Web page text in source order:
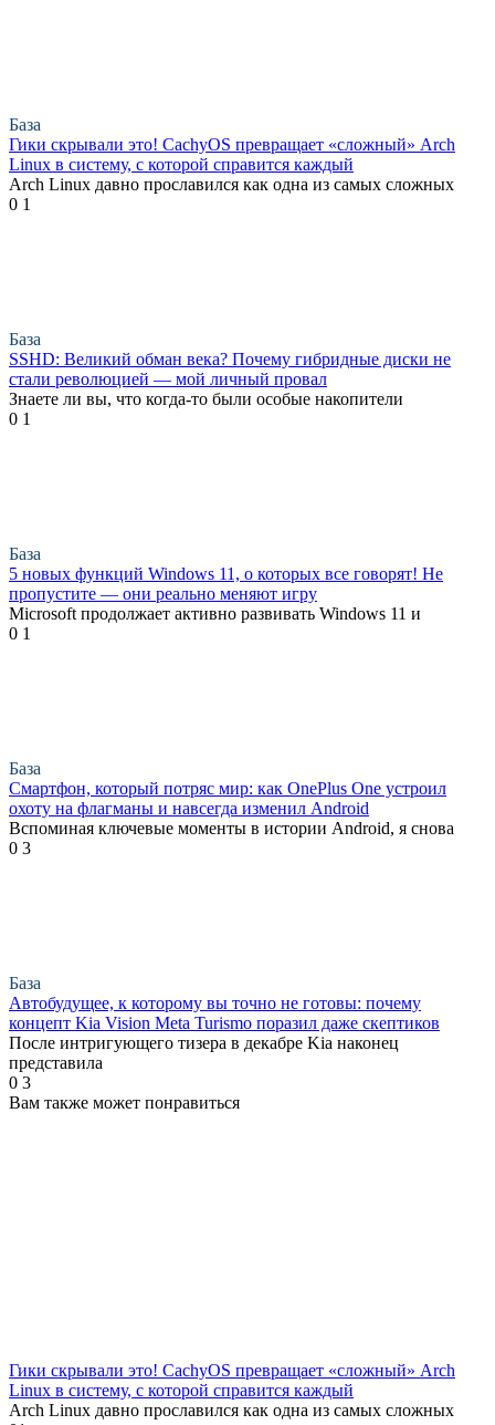
База
Гики скрывали это! CachyOS превращает «сложный» Arch
Linux в систему, с которой справится каждый
Arch Linux давно прославился как одна из самых сложных
0 1
База
SSHD: Великий обман века? Почему гибридные диски не
стали революцией — мой личный провал
Знаете ли вы, что когда-то были особые накопители
0 1
База
5 новых функций Windows 11, о которых все говорят! Не
пропустите — они реально меняют игру
Microsoft продолжает активно развивать Windows 11 и
0 1
База
Смартфон, который потряс мир: как OnePlus One устроил
охоту на флагманы и навсегда изменил Android
Вспоминая ключевые моменты в истории Android, я снова
0 3
База
Автобудущее, к которому вы точно не готовы: почему
концепт Kia Vision Meta Turismo поразил даже скептиков
После интригующего тизера в декабре Kia наконец
представила
0 3
Вам также может понравиться
Гики скрывали это! CachyOS превращает «сложный» Arch
Linux в систему, с которой справится каждый
Arch Linux давно прославился как одна из самых сложных